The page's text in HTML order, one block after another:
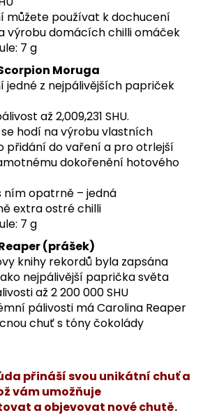
můžete používat k dochucení
výrobu domácích chilli omáček
7 g
Moruga
jedné z nejpálivějších papriček
až 2,009,231 SHU.
hodí na výrobu vlastních
přidání do vaření a pro otrlejší
dokořenění hotového
ním opatrně – jedná
extra ostré chilli
7 g
(prášek)
knihy rekordů byla zapsána
nejpálivější paprička světa
až 2 200 000 SHU
pálivosti má Carolina Reaper
chuť s tóny čokolády
přináší svou unikátní chuť a
vám umožňuje
a objevovat nové chutě.